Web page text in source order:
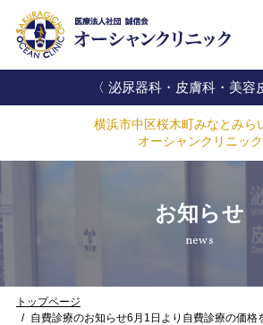
〈 泌尿器科・皮膚科・美容
横浜市中区桜木町みなとみら
オーシャンクリニック
お知らせ
news
トップページ
自費診療のお知らせ6月1日より自費診療の価